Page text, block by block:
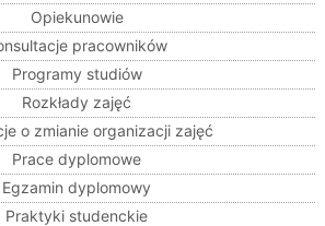
Opiekunowie
pracowników
Programy studiów
Rozkłady zajęć
o zmianie organizacji zajęć
Prace dyplomowe
Egzamin dyplomowy
Praktyki studenckie